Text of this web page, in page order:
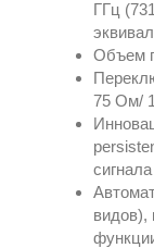
ГГц
Объем
75 Ом/
видов),